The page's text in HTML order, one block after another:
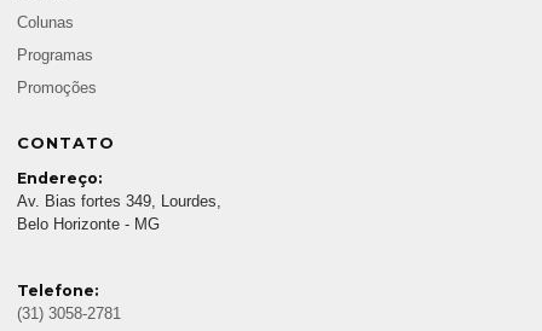
Colunas
Programas
Promoções
CONTATO
Endereço:
Av. Bias fortes 349, Lourdes,
Belo Horizonte - MG
Telefone:
(31) 3058-2781